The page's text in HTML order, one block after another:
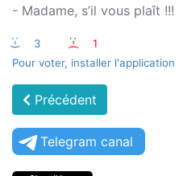
- Madame, s’il vous plaît !!!
:-) 3 :-(
1
Pour voter, installer l'application
Précédent
Telegram canal